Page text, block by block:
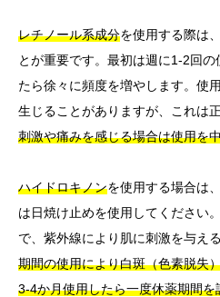
レチノール系成分を使用する際は、
とが重要です。最初は週に1-2回
たら徐々に頻度を増やします。使
生じることがありますが、これは
刺激や痛みを感じる場合は使用を
ハイドロキノンを使用する場合は、
は日焼け止めを使用してください
で、紫外線により肌に刺激を与え
期間の使用により白斑（色素脱失
3-4か月使用したら一度休薬期間を